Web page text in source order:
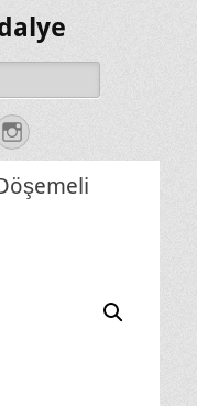
Instagram